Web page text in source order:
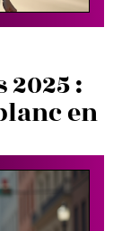
:
en